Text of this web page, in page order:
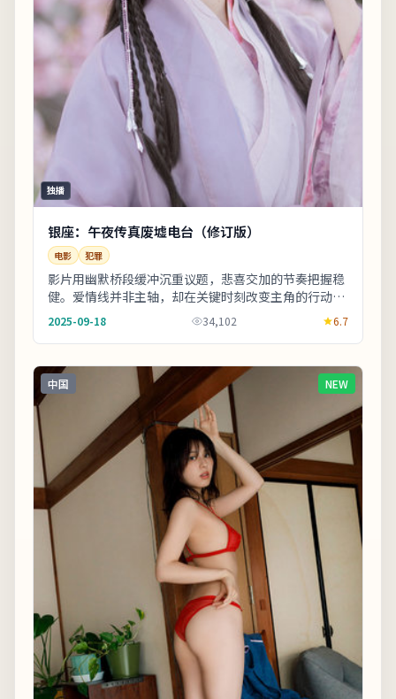
独播
银座：午夜传真废墟电台（修订版）
电影 犯罪
影片用幽默桥段缓冲沉重议题，悲喜交加的节奏把握稳
健。爱情线并非主轴，却在关键时刻改变主角的行动轨
迹。片尾字幕包含幕后花絮名单，影迷可向幕后岗位
2025-09-18 34,102 6.7
中国 NEW